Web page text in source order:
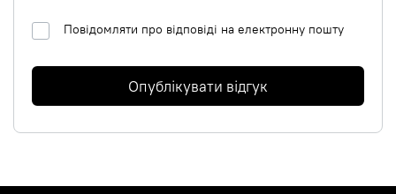
Повідомляти про відповіді на електронну пошту
Опублікувати відгук